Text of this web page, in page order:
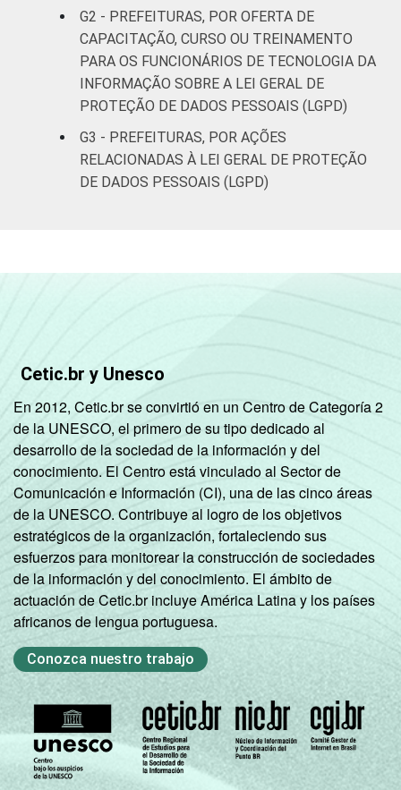
Mais de
500 mil
habitantes
4 5
REGIÃO
E
PORTE
Norte -
Até 5 mil
habitantes
5 24
Mais de 10
mil
habitantes
Norte -
Mais de 20
mil até 50
mil
habitantes
22
Norte -
Mais de 50
mil até
100 mil
habitantes
Norte -
Mais de
G2 - PREFEITURAS, POR OFERTA DE
CAPACITAÇÃO, CURSO OU TREINAMENTO
PARA OS FUNCIONÁRIOS DE TECNOLOGIA DA
INFORMAÇÃO SOBRE A LEI GERAL DE
PROTEÇÃO DE DADOS PESSOAIS (LGPD)
G3 - PREFEITURAS, POR AÇÕES
RELACIONADAS À LEI GERAL DE PROTEÇÃO
DE DADOS PESSOAIS (LGPD)
Cetic.br y Unesco
En 2012, Cetic.br se convirtió en un Centro de Categoría 2
de la UNESCO, el primero de su tipo dedicado al
desarrollo de la sociedad de la información y del
conocimiento. El Centro está vinculado al Sector de
Comunicación e Información (CI), una de las cinco áreas
de la UNESCO. Contribuye al logro de los objetivos
estratégicos de la organización, fortaleciendo sus
esfuerzos para monitorear la construcción de sociedades
de la información y del conocimiento. El ámbito de
actuación de Cetic.br incluye América Latina y los países
africanos de lengua portuguesa.
Conozca nuestro trabajo